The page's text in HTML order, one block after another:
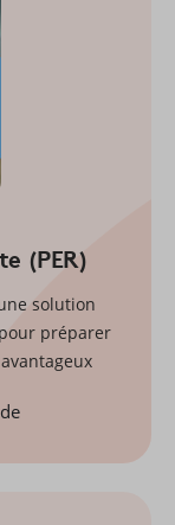
(PER)
solution
préparer